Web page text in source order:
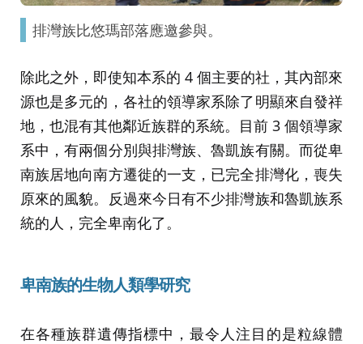
排灣族比悠瑪部落應邀參與。
除此之外，即使知本系的 4 個主要的社，其內部來
源也是多元的，各社的領導家系除了明顯來自發祥
地，也混有其他鄰近族群的系統。目前 3 個領導家
系中，有兩個分別與排灣族、魯凱族有關。而從卑
南族居地向南方遷徙的一支，已完全排灣化，喪失
原來的風貌。反過來今日有不少排灣族和魯凱族系
統的人，完全卑南化了。
卑南族的生物人類學研究
在各種族群遺傳指標中，最令人注目的是粒線體